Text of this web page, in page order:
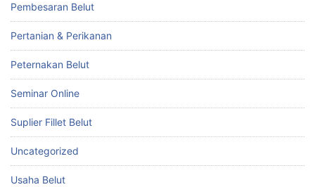
Pembesaran Belut
Pertanian & Perikanan
Peternakan Belut
Seminar Online
Suplier Fillet Belut
Uncategorized
Usaha Belut